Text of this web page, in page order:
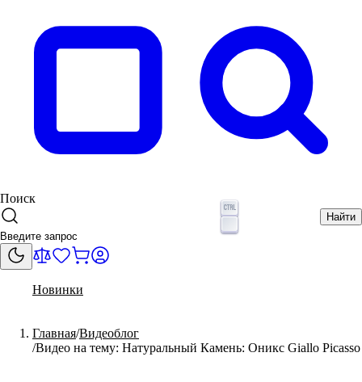
Поиск
Найти
Новинки
Главная Видеоблог
Видео на тему: Натуральный Камень: Оникс Giallo Picasso